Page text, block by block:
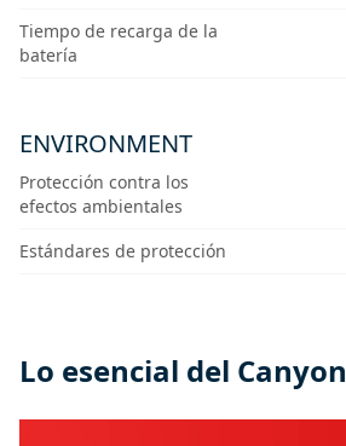
Tiempo de recarga de la
batería
ENVIRONMENT
Protección contra los
efectos ambientales
Estándares de protección
Lo esencial del Canyon